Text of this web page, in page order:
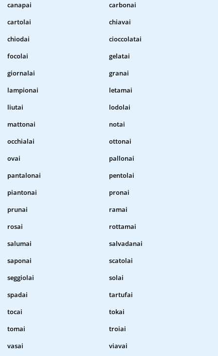
canapai
carbonai
cartolai
chiavai
chiodai
cioccolatai
focolai
gelatai
giornalai
granai
lampionai
letamai
liutai
lodolai
mattonai
notai
occhialai
ottonai
ovai
pallonai
pantalonai
pentolai
piantonai
pronai
prunai
ramai
rosai
rottamai
salumai
salvadanai
saponai
scatolai
seggiolai
solai
spadai
tartufai
tocai
tokai
tomai
troiai
vasai
viavai